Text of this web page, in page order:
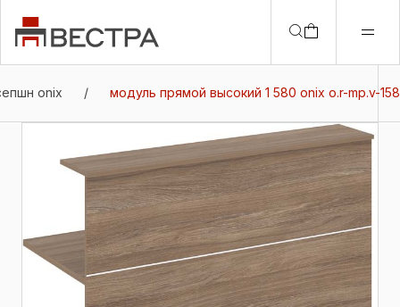
onix / модуль прямой высокий 1 580 onix о.r-mp.v-158